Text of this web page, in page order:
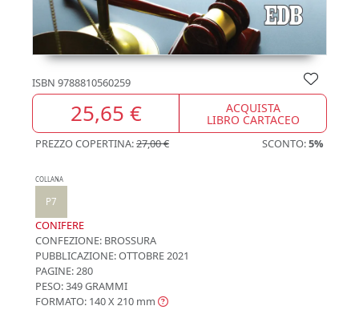
ISBN 9788810560259
25,65 € ACQUISTA
LIBRO CARTACEO
PREZZO COPERTINA:27,00 € SCONTO:5%
COLLANA
P7
CONIFERE
CONFEZIONE: BROSSURA
PUBBLICAZIONE:OTTOBRE 2021
PAGINE: 280
PESO: 349 GRAMMI
FORMATO: 140 X 210 mm